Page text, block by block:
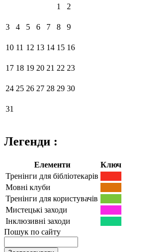
1
2
3 4 5 6 7 8 9
10 11 12 13 14 15 16
17 18 19 20 21 22 23
24 25 26 27 28 29 30
31
Легенди :
Елементи
Ключ
Тренінги для бібліотекарів
Мовні клуби
Тренінги для користувачів
Мистецькі заходи
Інклюзивні заходи
Пошук по сайту